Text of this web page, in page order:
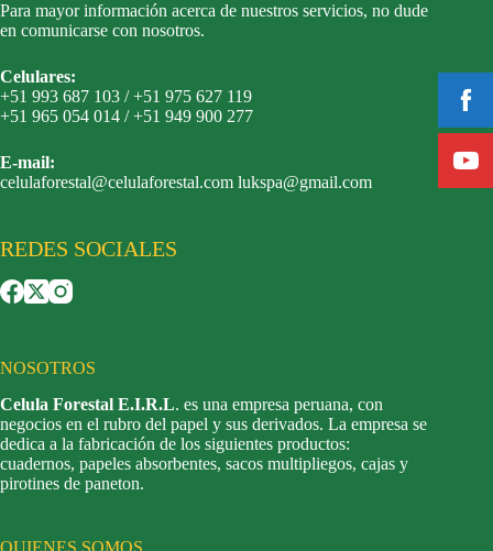
Para mayor información acerca de nuestros servicios, no dude
en comunicarse con nosotros.
Celulares:
+51 993 687 103 / +51 975 627 119
+51 965 054 014 / +51 949 900 277
E-mail:
celulaforestal@celulaforestal.com lukspa@gmail.com
REDES SOCIALES
NOSOTROS
Celula Forestal E.I.R.L. es una empresa peruana, con
negocios en el rubro del papel y sus derivados. La empresa se
dedica a la fabricación de los siguientes productos:
cuadernos, papeles absorbentes, sacos multipliegos, cajas y
pirotines de paneton.
QUIENES SOMOS